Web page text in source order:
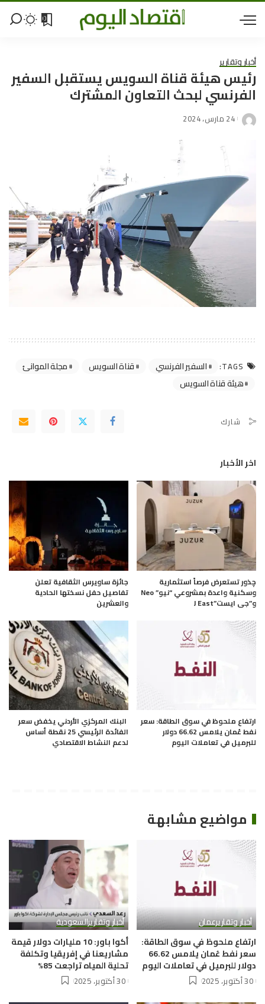
0
أخبار وتقارير
رئيس هيئة قناة السويس يستقبل السفير
الفرنسي لبحث التعاون المشترك
24 مارس، 2024
TAGS: السفير الفرنسي قناة السويس
مجلة الموانئ
هيئة قناة السويس
شارك
اخر الأخبار
چذور تستعرض فرصاً استثمارية
وسكنية واعدة بمشروعي “نيو” Neo
و”جى ايست”J East
جائزة ساويرس الثقافية تعلن
تفاصيل حفل نسختها الحادية
والعشرين
ارتفاع ملحوظ في سوق الطاقة: سعر
نفط عُمان يلامس 66.62 دولار
للبرميل في تعاملات اليوم
البنك المركزي الأردني يخفض سعر
الفائدة الرئيسي 25 نقطة أساس
لدعم النشاط الاقتصادي
مواضيع مشابهة
أخبار وتقاريرعمان
ارتفاع ملحوظ في سوق الطاقة:
سعر نفط عُمان يلامس 66.62
دولار للبرميل في تعاملات اليوم
30 أكتوبر، 2025
أخبار وتقاريرالسعودية
أكوا باور: 10 مليارات دولار قيمة
مشاريعنا في إفريقيا وتكلفة
تحلية المياه تراجعت 85%
30 أكتوبر، 2025